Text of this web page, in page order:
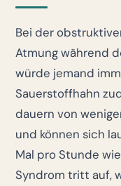
Bei der
Atmung während
würde jemand
Sauerstoffhahn
dauern von
und können sich
Mal pro Stunde
Syndrom tritt auf,